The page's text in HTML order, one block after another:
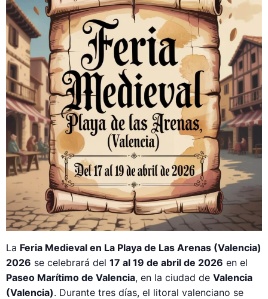
La Feria Medieval en La Playa de Las Arenas (Valencia)
2026 se celebrará del 17 al 19 de abril de 2026 en el
Paseo Marítimo de Valencia, en la ciudad de Valencia
(Valencia). Durante tres días, el litoral valenciano se